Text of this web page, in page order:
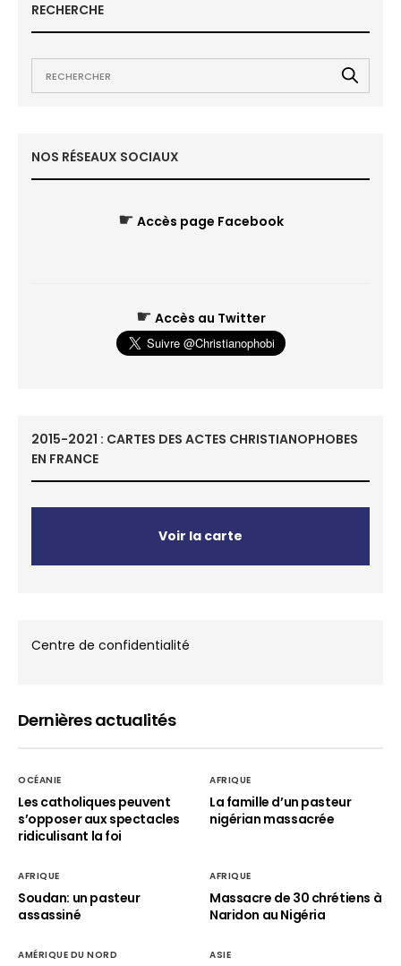
RECHERCHE
NOS RÉSEAUX SOCIAUX
☛ Accès page Facebook
☛ Accès au Twitter
2015-2021 : CARTES DES ACTES CHRISTIANOPHOBES
EN FRANCE
Voir la carte
Centre de confidentialité
Dernières actualités
OCÉANIE
Les catholiques peuvent
s’opposer aux spectacles
ridiculisant la foi
AFRIQUE
La famille d’un pasteur
nigérian massacrée
AFRIQUE
Soudan: un pasteur
assassiné
AFRIQUE
Massacre de 30 chrétiens à
Naridon au Nigéria
AMÉRIQUE DU NORD ASIE